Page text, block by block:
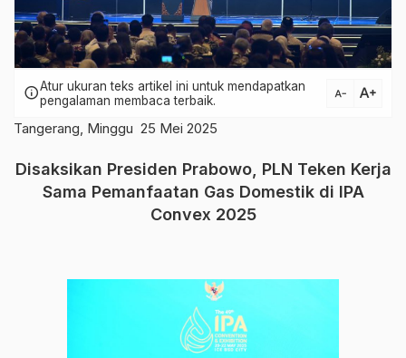
infoAtur ukuran teks artikel ini untuk mendapatkan
pengalaman membaca terbaik.
text_decrease text_increase
Tangerang, Minggu 25 Mei 2025
Disaksikan Presiden Prabowo, PLN Teken Kerja
Sama Pemanfaatan Gas Domestik di IPA
Convex 2025